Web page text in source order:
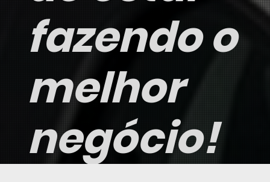
fazendo o
melhor
negócio!